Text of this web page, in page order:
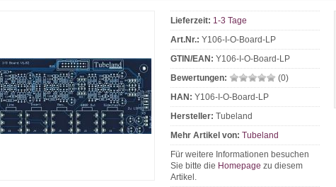
Lieferzeit: 1-3 Tage
Art.Nr.: Y106-I-O-Board-LP
GTIN/EAN: Y106-I-O-Board-LP
Bewertungen:
(0)
HAN: Y106-I-O-Board-LP
Hersteller: Tubeland
Mehr Artikel von: Tubeland
Für weitere Informationen besuchen
Sie bitte die Homepage zu diesem
Artikel.